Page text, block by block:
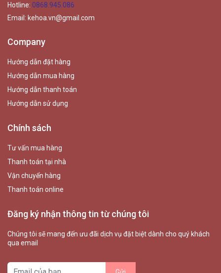
Hotline: 0868.945.086
Email: kehoa.vn@gmail.com
Company
Hướng dẫn đặt hàng
Hướng dẫn mua hàng
Hướng dẫn thanh toán
Hướng dẫn sử dụng
Chính sách
Tư vấn mua hàng
Thanh toán tại nhà
Vận chuyển hàng
Thanh toán online
Đăng ký nhận thông tin từ chúng tôi
Chúng tôi sẽ mang đến ưu đãi dịch vụ đặt biệt dành cho quý khách
qua email